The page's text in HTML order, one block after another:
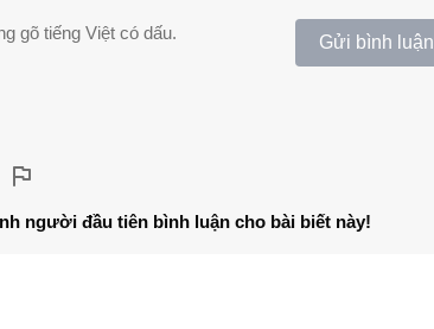
gõ tiếng Việt có dấu. Gửi bình luận
người đầu tiên bình luận cho bài biết này!